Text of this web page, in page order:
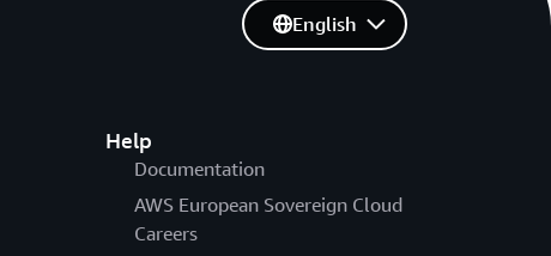
Help
Documentation
AWS European Sovereign Cloud
Careers
English